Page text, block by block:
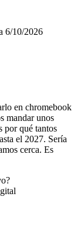
6/10/2026
en chromebook
mandar unos
por qué tantos
el 2027. Sería
cerca. Es